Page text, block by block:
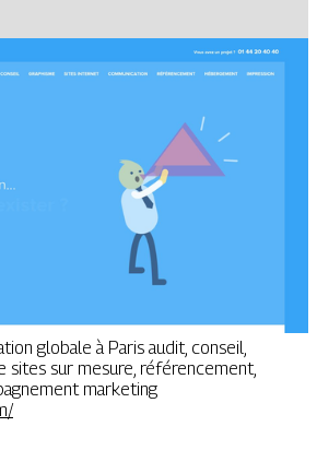
globale à Paris audit, conseil,
sites sur mesure, référencement,
marketing